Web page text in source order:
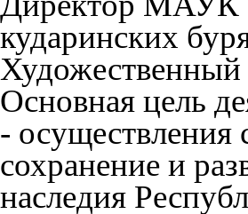
кударинских
Художественный
Основная цель
- осуществления
сохранение и
наследия